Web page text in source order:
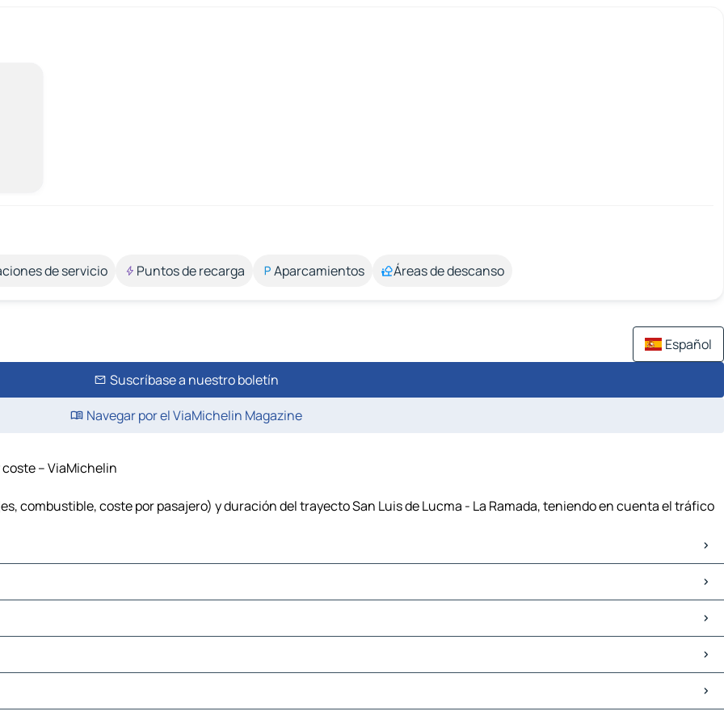
de servicio Puntos de recarga Aparcamientos Áreas de descanso
Español
Suscríbase a nuestro boletín
Navegar por el ViaMichelin Magazine
– ViaMichelin
combustible, coste por pasajero) y duración del trayecto San Luis de Lucma - La Ramada, teniendo en cuenta el tráfico